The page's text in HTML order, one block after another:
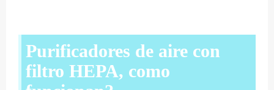
Purificadores de aire con
filtro HEPA, como